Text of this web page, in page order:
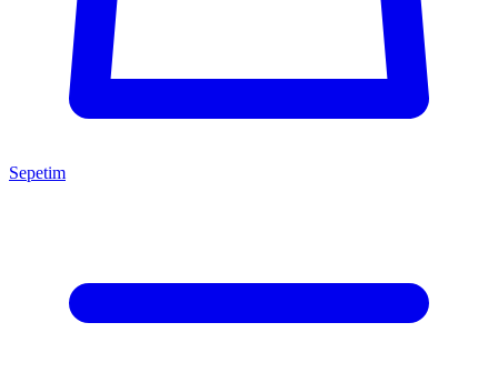
Sepetim